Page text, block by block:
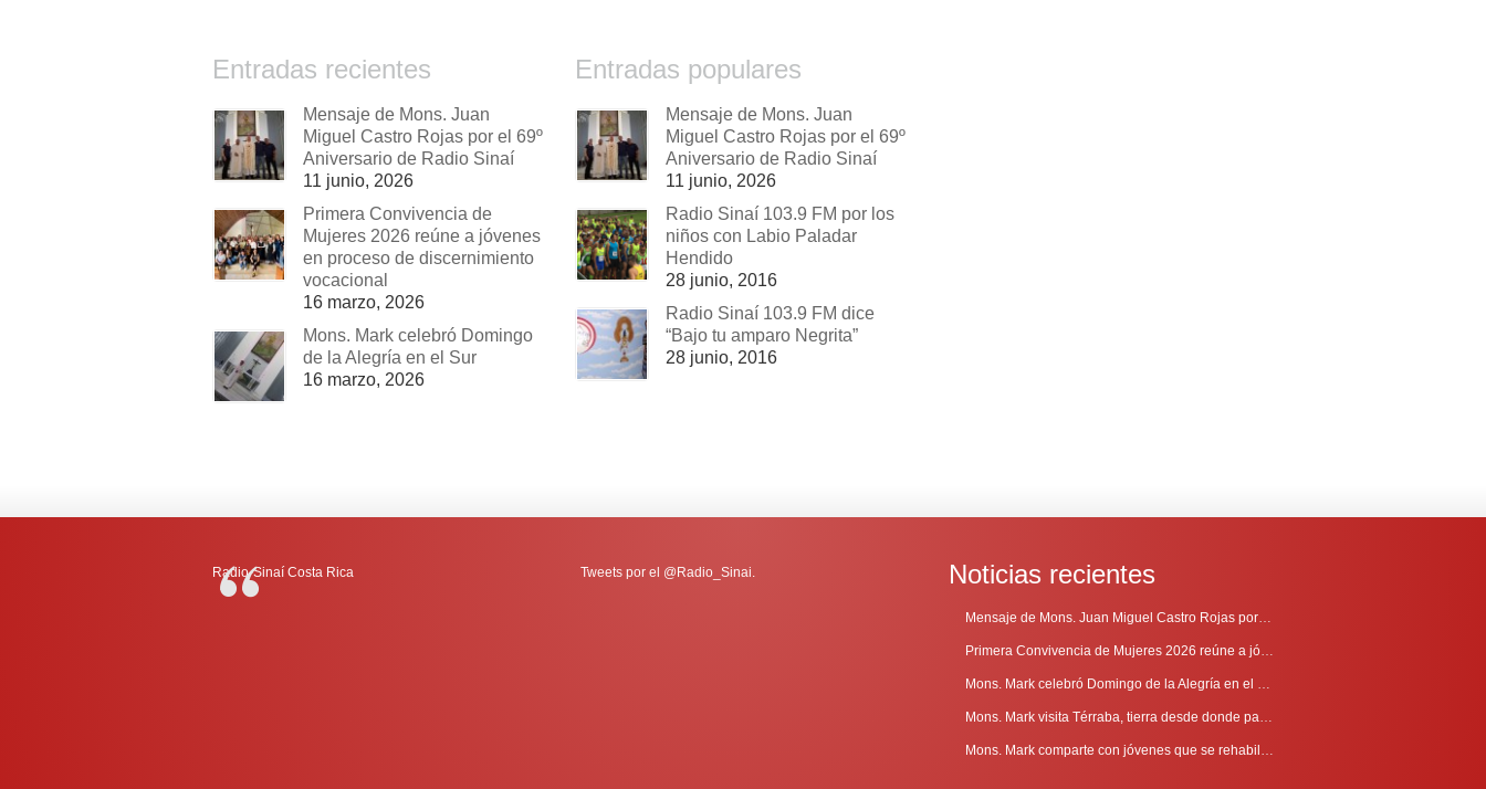
Entradas recientes
Mensaje de Mons. Juan
Miguel Castro Rojas por el 69º
Aniversario de Radio Sinaí
11 junio, 2026
Primera Convivencia de
Mujeres 2026 reúne a jóvenes
en proceso de discernimiento
vocacional
16 marzo, 2026
Mons. Mark celebró Domingo
de la Alegría en el Sur
16 marzo, 2026
Entradas populares
Mensaje de Mons. Juan
Miguel Castro Rojas por el 69º
Aniversario de Radio Sinaí
11 junio, 2026
Radio Sinaí 103.9 FM por los
niños con Labio Paladar
Hendido
28 junio, 2016
Radio Sinaí 103.9 FM dice
“Bajo tu amparo Negrita”
28 junio, 2016
Radio-Sinaí Costa Rica Tweets por el @Radio_Sinai. Noticias recientes
Mensaje de Mons. Juan Miguel Castro Rojas por el 69º Aniversario de Radio Sinaí
Primera Convivencia de Mujeres 2026 reúne a jóvenes en proceso de discernimiento vocacional
Mons. Mark celebró Domingo de la Alegría en el Sur
Mons. Mark visita Térraba, tierra desde donde parte la evangelización
Mons. Mark comparte con jóvenes que se rehabilitan en Comunidad Cenáculo